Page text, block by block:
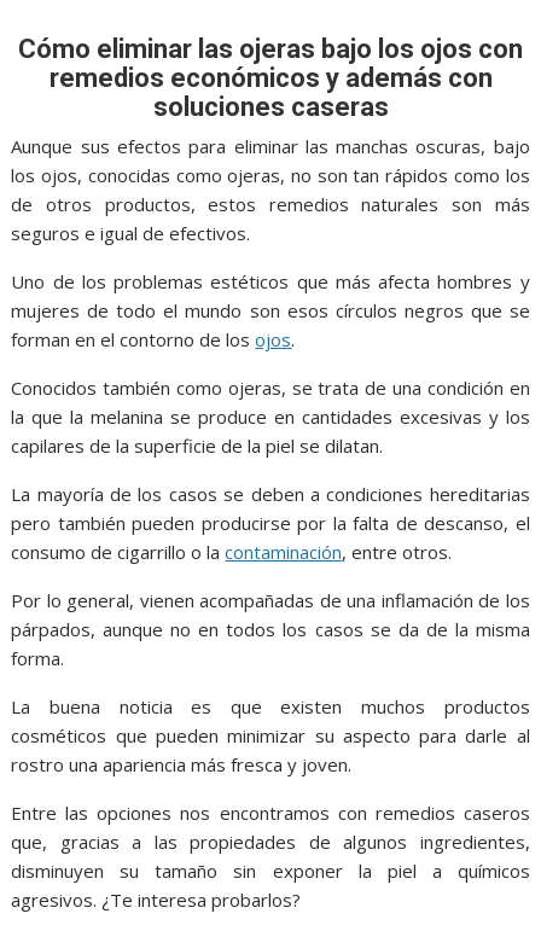
e
b
o
k
itt
er
ai
l
at
s
A
p
p
ss
e
n
g
er
y
p
e
e
gr
a
m
ar
e
Cómo eliminar las ojeras bajo los ojos con
remedios económicos y además con
soluciones caseras
Aunque sus efectos para eliminar las manchas oscuras, bajo
los ojos, conocidas como ojeras, no son tan rápidos como los
de otros productos, estos remedios naturales son más
seguros e igual de efectivos.
Uno de los problemas estéticos que más afecta hombres y
mujeres de todo el mundo son esos círculos negros que se
forman en el contorno de losojos.
Conocidos también como ojeras, se trata de una condición en
la que la melanina se produce en cantidades excesivas y los
capilares de la superficie de la piel se dilatan.
La mayoría de los casos se deben a condiciones hereditarias
pero también pueden producirse por la falta de descanso, el
consumo de cigarrillo o lacontaminación, entre otros.
Por lo general, vienen acompañadas de una inflamación de los
párpados, aunque no en todos los casos se da de la misma
forma.
La buena noticia es que existen muchos productos
cosméticos que pueden minimizar su aspecto para darle al
rostro una apariencia más fresca y joven.
Entre las opciones nos encontramos con remedios caseros
que, gracias a las propiedades de algunos ingredientes,
disminuyen su tamaño sin exponer la piel a químicos
agresivos. ¿Te interesa probarlos?